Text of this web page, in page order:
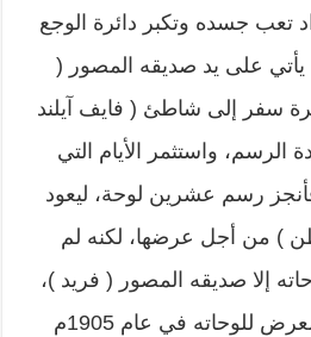
تعب جسده وتكبر دائرة الوجع
على يد صديقه المصور (
سفر إلى شاطئ ( فايف آيلند
واستثمر الأيام التي
رسم عشرين لوحة، ليعود
) من أجل عرضها، لكنه لم
إلا صديقه المصور ( فريد )،
الذي دعاه لإقامة أول معرض للوحاته في عام 1905م